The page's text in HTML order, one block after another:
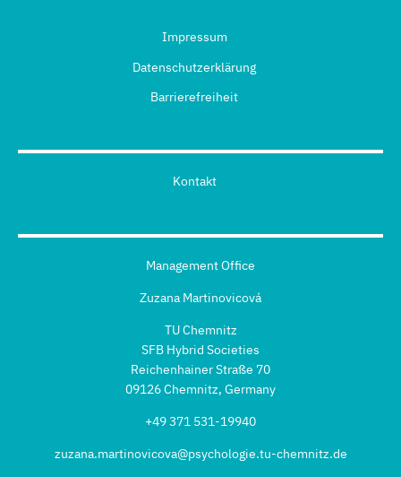
Impressum
Datenschutzerklärung
Barrierefreiheit
Kontakt
Management Office
Zuzana Martinovicová
TU Chemnitz
SFB Hybrid Societies
Reichenhainer Straße 70
09126 Chemnitz, Germany
+49 371 531-19940
zuzana.martinovicova@psychologie.tu-chemnitz.de